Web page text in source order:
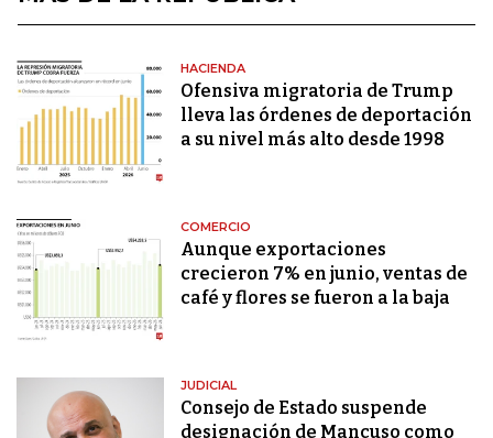
HACIENDA
Ofensiva migratoria de Trump
lleva las órdenes de deportación
a su nivel más alto desde 1998
COMERCIO
Aunque exportaciones
crecieron 7% en junio, ventas de
café y flores se fueron a la baja
JUDICIAL
Consejo de Estado suspende
designación de Mancuso como